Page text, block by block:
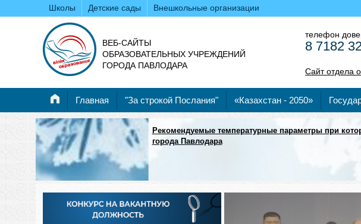
Школы Детские сады Внешкольные организации
ВЕБ-САЙТЫ
ОБРАЗОВАТЕЛЬНЫХ УЧРЕЖДЕНИЙ
ГОРОДА ПАВЛОДАРА
телефон
8 7182
Сайт отдела
Главная "За строкой Послания" «Казахстан - 2050»
Рекомендуемые температурные параметры при
города Павлодара